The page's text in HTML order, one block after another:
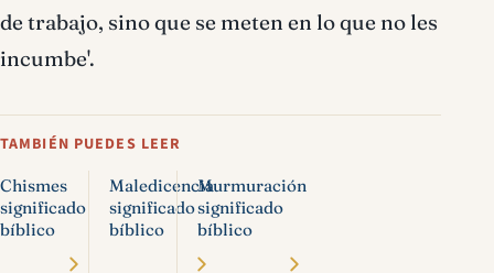
de trabajo, sino que se meten en lo que no les
incumbe'.
TAMBIÉN PUEDES LEER
Chismes
significado
bíblico
Maledicencia
significado
bíblico
Murmuración
significado
bíblico